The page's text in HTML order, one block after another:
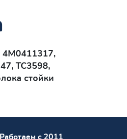
4M0411317,
TC3598,
стойки
Работаем с 2011